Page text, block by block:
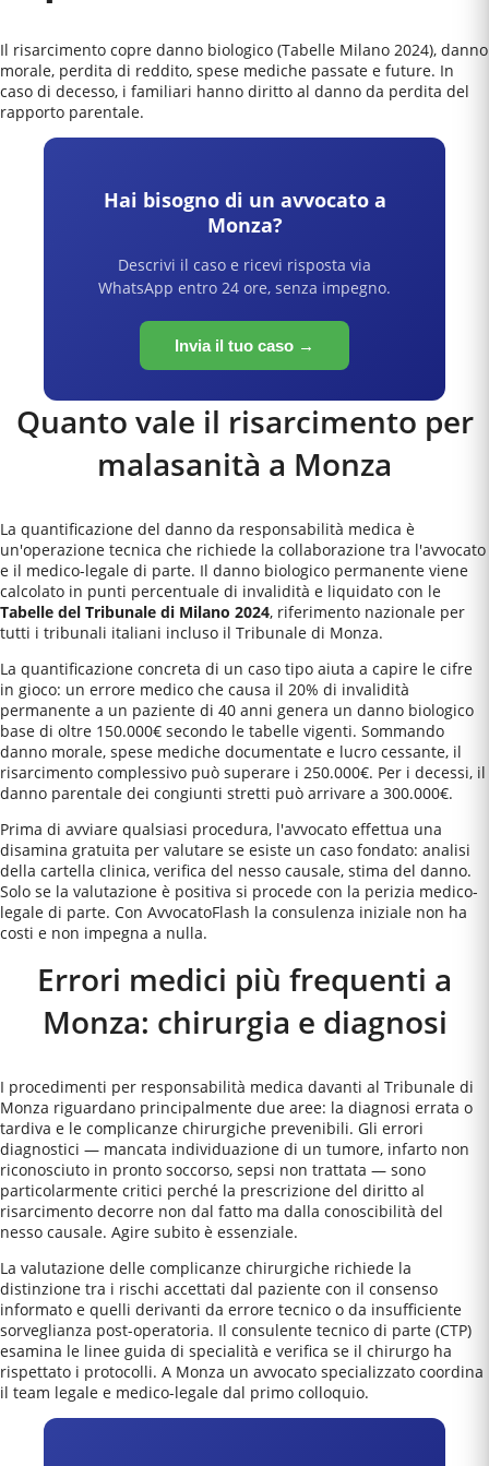
Il risarcimento copre danno biologico (Tabelle Milano 2024), danno
morale, perdita di reddito, spese mediche passate e future. In
caso di decesso, i familiari hanno diritto al danno da perdita del
rapporto parentale.
Hai bisogno di un avvocato a
Monza?
Descrivi il caso e ricevi risposta via
WhatsApp entro 24 ore, senza impegno.
Invia il tuo caso →
Quanto vale il risarcimento per
malasanità a Monza
La quantificazione del danno da responsabilità medica è
un'operazione tecnica che richiede la collaborazione tra l'avvocato
e il medico-legale di parte. Il danno biologico permanente viene
calcolato in punti percentuale di invalidità e liquidato con le
Tabelle del Tribunale di Milano 2024, riferimento nazionale per
tutti i tribunali italiani incluso il Tribunale di Monza.
La quantificazione concreta di un caso tipo aiuta a capire le cifre
in gioco: un errore medico che causa il 20% di invalidità
permanente a un paziente di 40 anni genera un danno biologico
base di oltre 150.000€ secondo le tabelle vigenti. Sommando
danno morale, spese mediche documentate e lucro cessante, il
risarcimento complessivo può superare i 250.000€. Per i decessi, il
danno parentale dei congiunti stretti può arrivare a 300.000€.
Prima di avviare qualsiasi procedura, l'avvocato effettua una
disamina gratuita per valutare se esiste un caso fondato: analisi
della cartella clinica, verifica del nesso causale, stima del danno.
Solo se la valutazione è positiva si procede con la perizia medico-
legale di parte. Con AvvocatoFlash la consulenza iniziale non ha
costi e non impegna a nulla.
Errori medici più frequenti a
Monza: chirurgia e diagnosi
I procedimenti per responsabilità medica davanti al Tribunale di
Monza riguardano principalmente due aree: la diagnosi errata o
tardiva e le complicanze chirurgiche prevenibili. Gli errori
diagnostici — mancata individuazione di un tumore, infarto non
riconosciuto in pronto soccorso, sepsi non trattata — sono
particolarmente critici perché la prescrizione del diritto al
risarcimento decorre non dal fatto ma dalla conoscibilità del
nesso causale. Agire subito è essenziale.
La valutazione delle complicanze chirurgiche richiede la
distinzione tra i rischi accettati dal paziente con il consenso
informato e quelli derivanti da errore tecnico o da insufficiente
sorveglianza post-operatoria. Il consulente tecnico di parte (CTP)
esamina le linee guida di specialità e verifica se il chirurgo ha
rispettato i protocolli. A Monza un avvocato specializzato coordina
il team legale e medico-legale dal primo colloquio.